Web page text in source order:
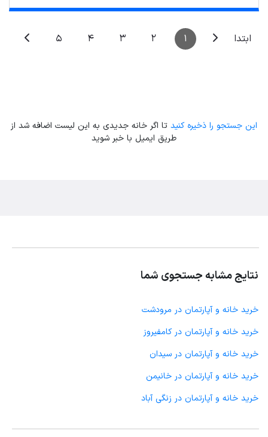
ابتدا 1
2
3
4
5
این جستجو را ذخیره کنید تا اگر خانه جدیدی به این لیست اضافه شد از
طریق ایمیل با خبر شوید
نتایج مشابه جستجوی شما
خرید خانه و آپارتمان در مرودشت
خرید خانه و آپارتمان در کامفیروز
خرید خانه و آپارتمان در سیدان
خرید خانه و آپارتمان در خانیمن
خرید خانه و آپارتمان در زنگی آباد